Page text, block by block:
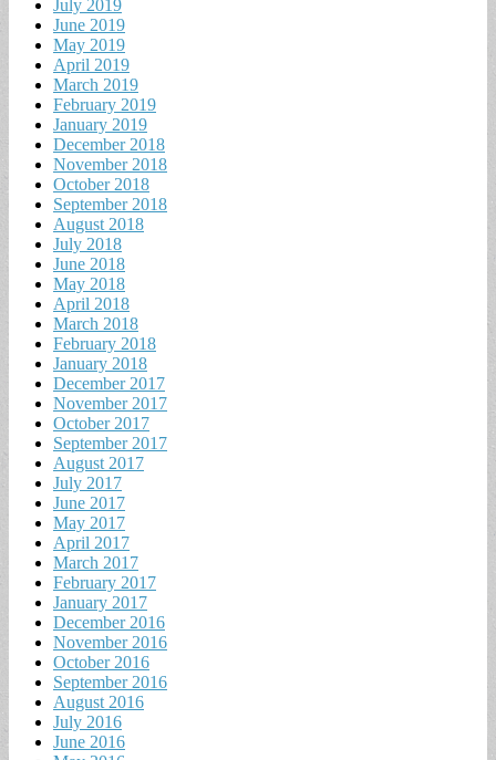
July 2019
June 2019
May 2019
April 2019
March 2019
February 2019
January 2019
December 2018
November 2018
October 2018
September 2018
August 2018
July 2018
June 2018
May 2018
April 2018
March 2018
February 2018
January 2018
December 2017
November 2017
October 2017
September 2017
August 2017
July 2017
June 2017
May 2017
April 2017
March 2017
February 2017
January 2017
December 2016
November 2016
October 2016
September 2016
August 2016
July 2016
June 2016